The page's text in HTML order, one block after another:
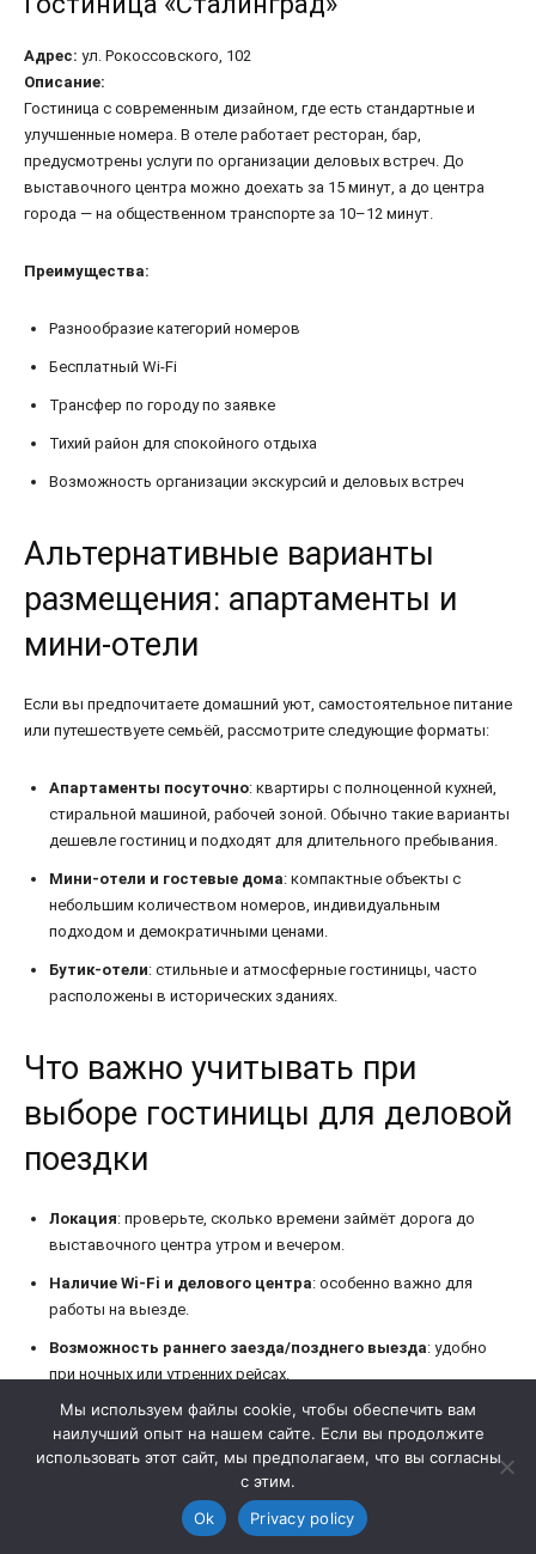
Мы используем файлы cookie, чтобы обеспечить вам
наилучший опыт на нашем сайте. Если вы продолжите
использовать этот сайт, мы предполагаем, что вы согласны
с этим.
Ok
Privacy policy